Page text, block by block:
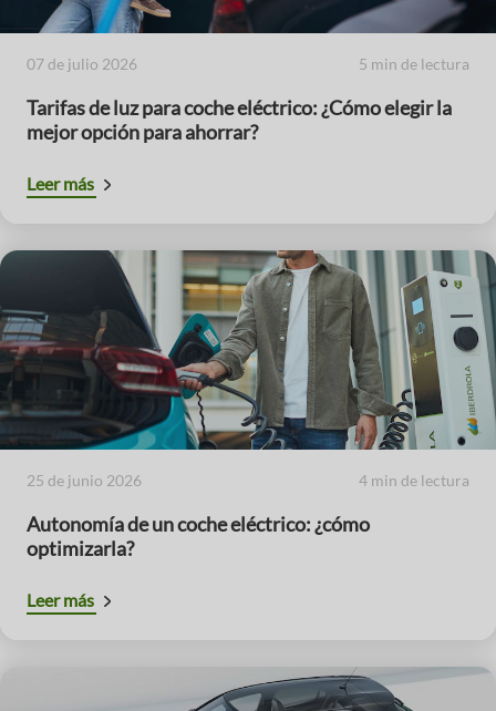
07 de julio 2026 5 min de lectura
Tarifas de luz para coche eléctrico: ¿Cómo elegir la
mejor opción para ahorrar?
Leer más
25 de junio 2026 4 min de lectura
Autonomía de un coche eléctrico: ¿cómo
optimizarla?
Leer más